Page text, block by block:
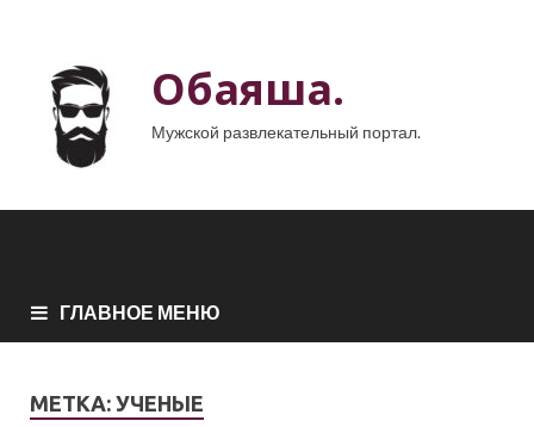
Обаяша.
Мужской развлекательный портал.
ГЛАВНОЕ МЕНЮ
МЕТКА: УЧЕНЫЕ